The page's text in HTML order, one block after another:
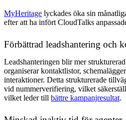
MyHeritage lyckades öka sin
efter att ha infört CloudTalks
Förbättrad leadshantering och
Leadshanteringen blir mer
organiserar kontaktlistor,
interaktioner. Detta strukturerade
vid nummerverifiering, vilket
vilket leder till bättre kampanjresultat.